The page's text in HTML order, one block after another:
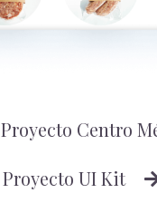
Proyecto Centro
Proyecto UI Kit